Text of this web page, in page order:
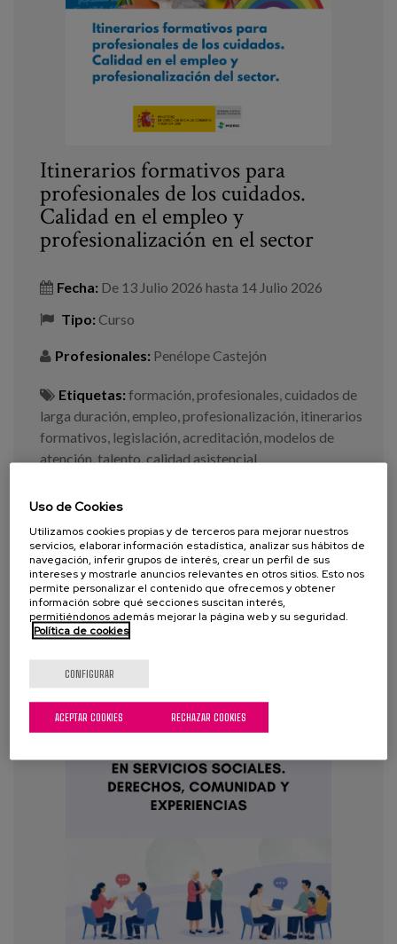
Itinerarios formativos para
profesionales de los cuidados.
Calidad en el empleo y
profesionalización en el sector
Fecha: De 13 Julio 2026 hasta 14 Julio 2026
Tipo: Curso
Profesionales: Penélope Castejón
Etiquetas: formación,profesionales, cuidados de
larga duración, empleo,profesionalización, itinerarios
formativos, legislación, acreditación,modelos de
atención,talento,calidad asistencial
VER MÁS
Uso de Cookies
Utilizamos cookies propias y de terceros para mejorar nuestros
servicios, elaborar información estadística, analizar sus hábitos de
navegación, inferir grupos de interés, crear un perfil de sus
intereses y mostrarle anuncios relevantes en otros sitios. Esto nos
permite personalizar el contenido que ofrecemos y obtener
información sobre qué secciones suscitan interés,
permitiéndonos además mejorar la página web y su seguridad.
Política de cookies
CONFIGURAR
RECHAZAR COOKIES
ACEPTAR COOKIES